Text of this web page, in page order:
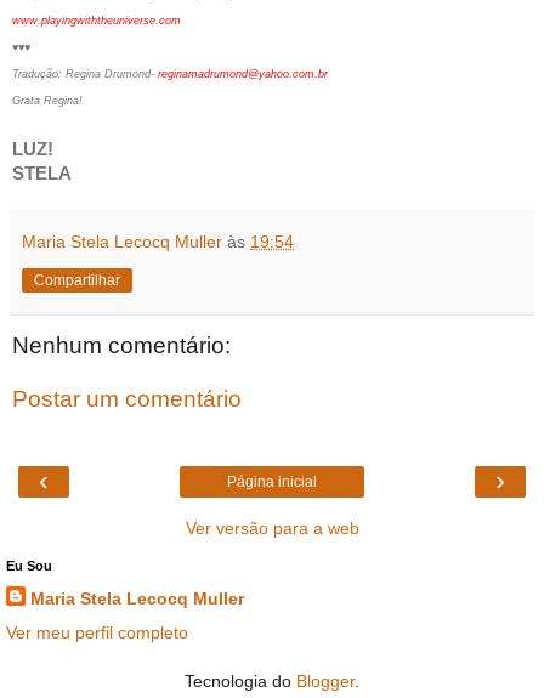
www.playingwiththeuniverse.com
♥♥♥
Tradução: Regina Drumond- reginamadrumond@yahoo.com.br
Grata Regina!
LUZ!
STELA
Maria Stela Lecocq Muller às 19:54
Compartilhar
Nenhum comentário:
Postar um comentário
‹ ›
Página inicial
Ver versão para a web
Eu Sou
Maria Stela Lecocq Muller
Ver meu perfil completo
Tecnologia do Blogger.